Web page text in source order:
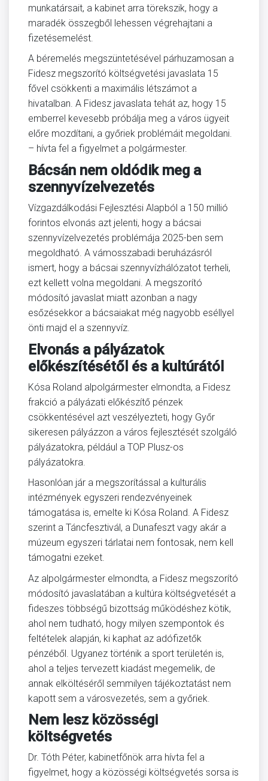
munkatársait, a kabinet arra törekszik, hogy a
maradék összegből lehessen végrehajtani a
fizetésemelést.
A béremelés megszüntetésével párhuzamosan a
Fidesz megszorító költségvetési javaslata 15
fővel csökkenti a maximális létszámot a
hivatalban. A Fidesz javaslata tehát az, hogy 15
emberrel kevesebb próbálja meg a város ügyeit
előre mozdítani, a győriek problémáit megoldani.
– hívta fel a figyelmet a polgármester.
Bácsán nem oldódik meg a
szennyvízelvezetés
Vízgazdálkodási Fejlesztési Alapból a 150 millió
forintos elvonás azt jelenti, hogy a bácsai
szennyvízelvezetés problémája 2025-ben sem
megoldható. A vámosszabadi beruházásról
ismert, hogy a bácsai szennyvízhálózatot terheli,
ezt kellett volna megoldani. A megszorító
módosító javaslat miatt azonban a nagy
esőzésekkor a bácsaiakat még nagyobb eséllyel
önti majd el a szennyvíz.
Elvonás a pályázatok
előkészítésétől és a kultúrától
Kósa Roland alpolgármester elmondta, a Fidesz
frakció a pályázati előkészítő pénzek
csökkentésével azt veszélyezteti, hogy Győr
sikeresen pályázzon a város fejlesztését szolgáló
pályázatokra, például a TOP Plusz-os
pályázatokra.
Hasonlóan jár a megszorítással a kulturális
intézmények egyszeri rendezvényeinek
támogatása is, emelte ki Kósa Roland. A Fidesz
szerint a Táncfesztivál, a Dunafeszt vagy akár a
múzeum egyszeri tárlatai nem fontosak, nem kell
támogatni ezeket.
Az alpolgármester elmondta, a Fidesz megszorító
módosító javaslatában a kultúra költségvetését a
fideszes többségű bizottság működéshez kötik,
ahol nem tudható, hogy milyen szempontok és
feltételek alapján, ki kaphat az adófizetők
pénzéből. Ugyanez történik a sport területén is,
ahol a teljes tervezett kiadást megemelik, de
annak elköltéséről semmilyen tájékoztatást nem
kapott sem a városvezetés, sem a győriek.
Nem lesz közösségi
költségvetés
Dr. Tóth Péter, kabinetfőnök arra hívta fel a
figyelmet, hogy a közösségi költségvetés sorsa is